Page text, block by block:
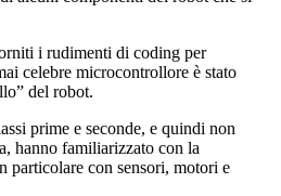
i rudimenti di coding per
celebre microcontrollore è stato
del robot.
prime e seconde, e quindi non
hanno familiarizzato con la
particolare con sensori, motori e